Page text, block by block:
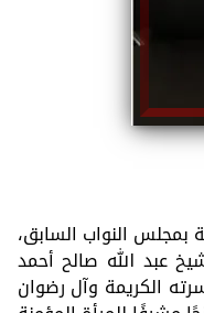
بمجلس النواب السابق،
عبد الله صالح أحمد
الكريمة وآل رضوان